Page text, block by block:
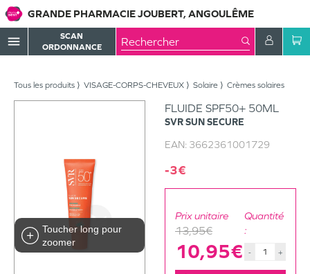
GRANDE PHARMACIE JOUBERT, ANGOULÊME
menu
SCAN
ORDONNANCE
Tous les produits VISAGE-CORPS-CHEVEUX Solaire Crèmes solaires
Toucher long pour
zoomer
FLUIDE SPF50+ 50ML
SVRSUN SECURE
EAN: 3662361001729
-3€
Prix unitaire
13,95€
10,95€
Quantité
:
- +